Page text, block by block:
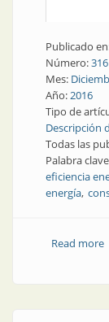
Publicado
Número:316
Mes:
Año:2016
Tipo de
Descripción
Todas las
Palabra
eficiencia
energía
Read more